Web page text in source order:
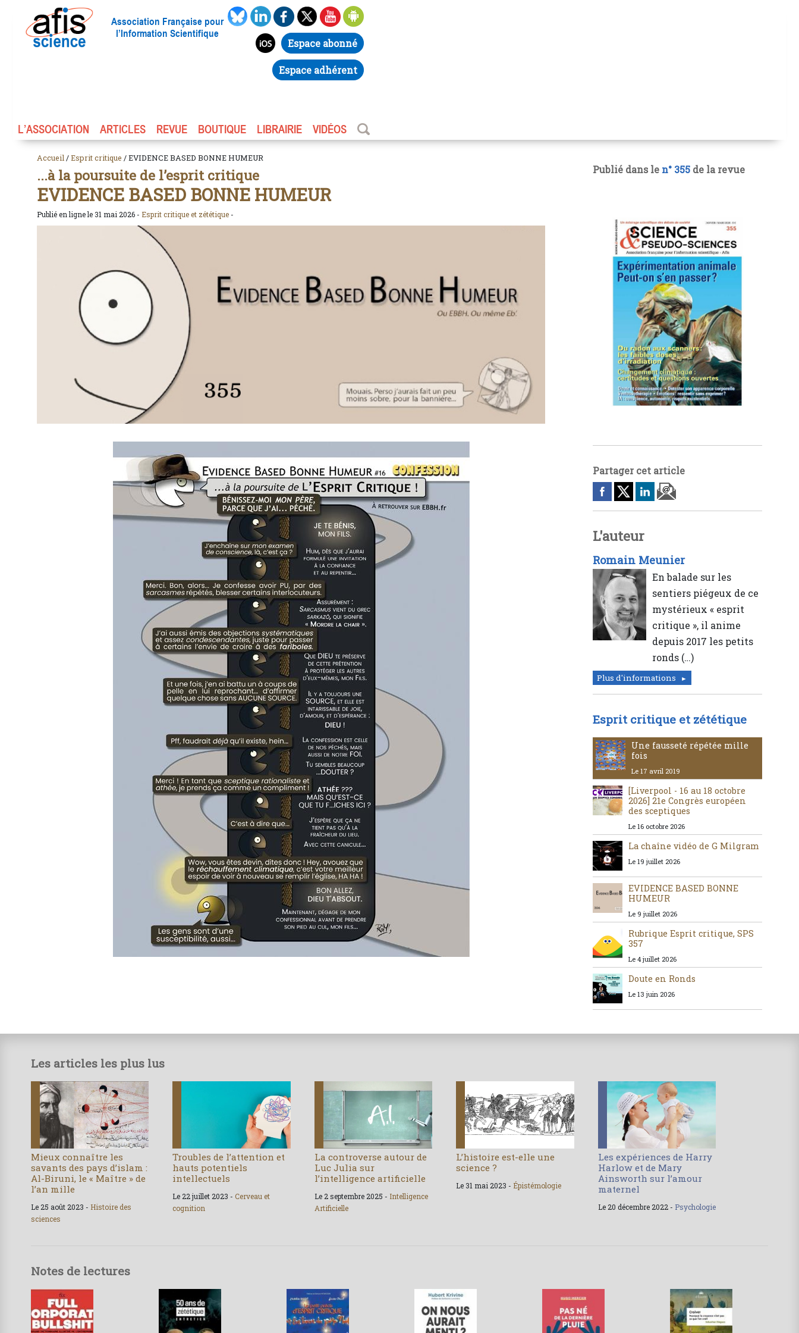
Association Française pour
l’Information Scientifique
Espace abonné
Espace adhérent
L’ASSOCIATION ARTICLES REVUE BOUTIQUE LIBRAIRIE VIDÉOS
Accueil /Esprit critique / EVIDENCE BASED BONNE HUMEUR
...à la poursuite de l’esprit critique
EVIDENCE BASED BONNE HUMEUR
Publié en ligne le 31 mai 2026 - Esprit critique et zététique -
Publié dans le n° 355 de la revue
Partager cet article
L'auteur
Romain Meunier
En balade sur les
sentiers piégeux de ce
mystérieux « esprit
critique », il anime
depuis 2017 les petits
ronds (…)
Plus d'informations
Esprit critique et zététique
Une fausseté répétée mille
fois
Le 17 avril 2019
[Liverpool - 16 au 18 octobre
2026] 21e Congrès européen
des sceptiques
Le 16 octobre 2026
La chaîne vidéo de G Milgram
Le 19 juillet 2026
EVIDENCE BASED BONNE
HUMEUR
Le 9 juillet 2026
Rubrique Esprit critique, SPS
357
Le 4 juillet 2026
Doute en Ronds
Le 13 juin 2026
Les articles les plus lus
Mieux connaître les
savants des pays d’islam :
Al-Biruni, le « Maître » de
l’an mille
Le 25 août 2023 - Histoire des
sciences
Troubles de l’attention et
hauts potentiels
intellectuels
Le 22 juillet 2023 -Cerveau et
cognition
La controverse autour de
Luc Julia sur
l’intelligence artificielle
Le 2 septembre 2025 - Intelligence
Artificielle
L’histoire est-elle une
science ?
Le 31 mai 2023 - Épistémologie
Les expériences de Harry
Harlow et de Mary
Ainsworth sur l’amour
maternel
Le 20 décembre 2022 - Psychologie
Notes de lectures